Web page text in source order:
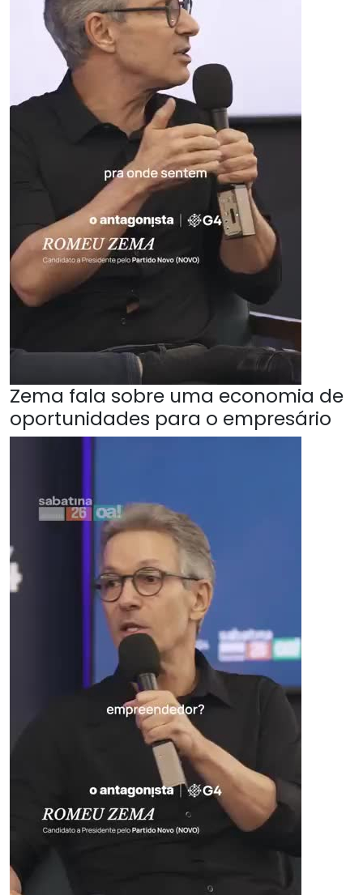
Zema fala sobre uma economia de
oportunidades para o empresário